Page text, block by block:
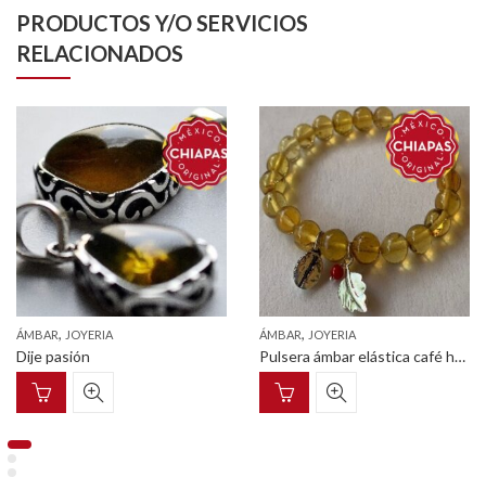
PRODUCTOS Y/O SERVICIOS
RELACIONADOS
ÁMBAR, JOYERIA
Dije pasión
ÁMBAR, JOYERIA
Pulsera ámbar elástica café hoja (Línea granos de café)